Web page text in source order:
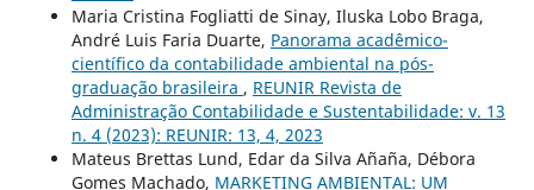
Maria Cristina Fogliatti de Sinay, Iluska Lobo Braga,
André Luis Faria Duarte, Panorama acadêmico-
científico da contabilidade ambiental na pós-
graduação brasileira , REUNIR Revista de
Administração Contabilidade e Sustentabilidade: v. 13
n. 4 (2023): REUNIR: 13, 4, 2023
Mateus Brettas Lund, Edar da Silva Añaña, Débora
Gomes Machado, MARKETING AMBIENTAL: UM